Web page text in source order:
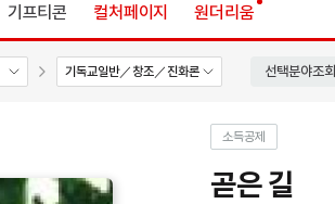
기프티콘 컬처페이지 원더리움
기독교일반／창조／진화론 선택분야조회
소득공제
곧은 길